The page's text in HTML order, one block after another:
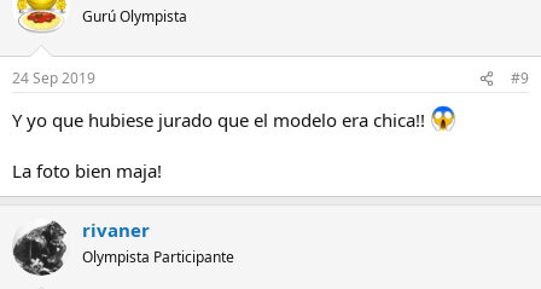
Gurú Olympista
24 Sep 2019 #9
Y yo que hubiese jurado que el modelo era chica!!
La foto bien maja!
rivaner
Olympista Participante